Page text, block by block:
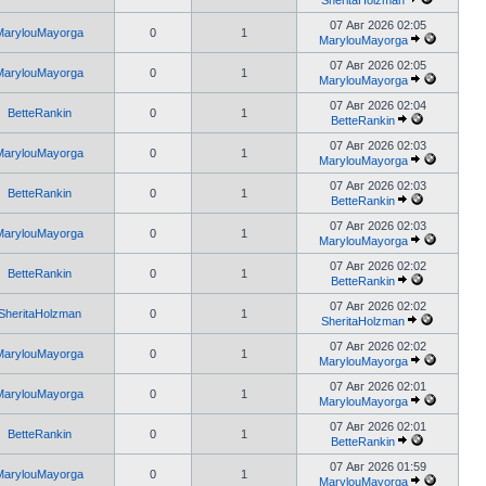
0 1
07 Авг 2026 02:05
MarylouMayorga
0 1
07 Авг 2026 02:05
MarylouMayorga
BetteRankin 0 1
07 Авг 2026 02:04
BetteRankin
0 1
07 Авг 2026 02:03
MarylouMayorga
BetteRankin 0 1
07 Авг 2026 02:03
BetteRankin
0 1
07 Авг 2026 02:03
MarylouMayorga
BetteRankin 0 1
07 Авг 2026 02:02
BetteRankin
0 1
07 Авг 2026 02:02
SheritaHolzman
0 1
07 Авг 2026 02:02
MarylouMayorga
0 1
07 Авг 2026 02:01
MarylouMayorga
BetteRankin 0 1
07 Авг 2026 02:01
BetteRankin
0 1
07 Авг 2026 01:59
MarylouMayorga